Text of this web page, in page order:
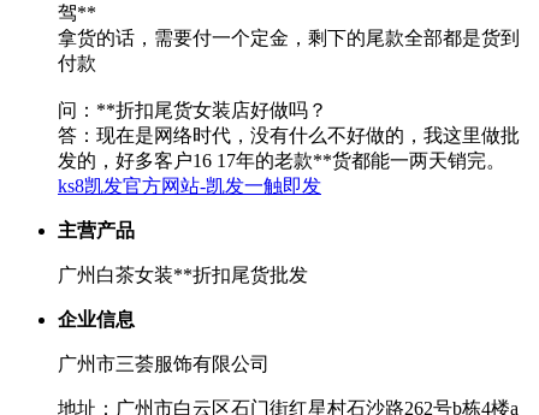
驾**
拿货的话，需要付一个定金，剩下的尾款全部都是货到
付款
问：**折扣尾货女装店好做吗？
答：现在是网络时代，没有什么不好做的，我这里做批
发的，好多客户16 17年的老款**货都能一两天销完。
ks8凯发官方网站-凯发一触即发
主营产品
广州白茶女装**折扣尾货批发
企业信息
广州市三荟服饰有限公司
地址：广州市白云区石门街红星村石沙路262号b栋4楼a